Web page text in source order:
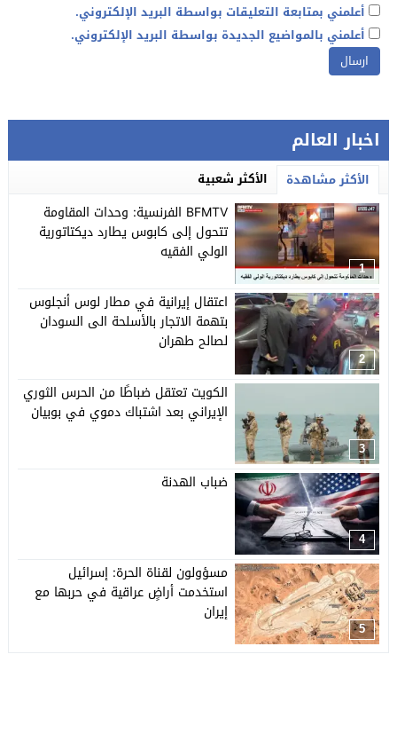
أعلمني بمتابعة التعليقات بواسطة البريد الإلكتروني.
أعلمني بالمواضيع الجديدة بواسطة البريد الإلكتروني.
اخبار العالم
الأكثر مشاهدة الأكثر شعبية
1
BFMTV الفرنسية: وحدات المقاومة
تتحول إلى كابوس يطارد ديكتاتورية
الولي الفقيه
2
اعتقال إيرانية في مطار لوس أنجلوس
بتهمة الاتجار بالأسلحة الى السودان
لصالح طهران
3
الكويت تعتقل ضباطًا من الحرس الثوري
الإيراني بعد اشتباك دموي في بوبيان
4
ضباب الهدنة
5
مسؤولون لقناة الحرة: إسرائيل
استخدمت أراضٍ عراقية في حربها مع
إيران